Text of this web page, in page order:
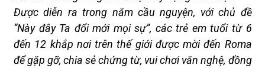
Được diễn ra trong năm cầu nguyện, với chủ đề
“Này đây Ta đổi mới mọi sự”, cáctrẻ em tuổi từ 6
đến 12 khắp nơi trên thế giới được mời đến Roma
đểgặp gỡ, chia sẻ chứng từ, vui chơi văn nghệ, đồng